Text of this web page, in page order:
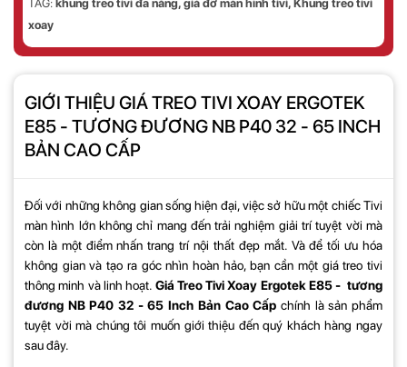
TAG: khung treo tivi đa năng, giá đỡ màn hình tivi, Khung treo tivi
xoay
GIỚI THIỆU GIÁ TREO TIVI XOAY ERGOTEK
E85 - TƯƠNG ĐƯƠNG NB P40 32 - 65 INCH
BẢN CAO CẤP
Đối với những không gian sống hiện đại, việc sở hữu một chiếc Tivi
màn hình lớn không chỉ mang đến trải nghiệm giải trí tuyệt vời mà
còn là một điểm nhấn trang trí nội thất đẹp mắt. Và để tối ưu hóa
không gian và tạo ra góc nhìn hoàn hảo, bạn cần một giá treo tivi
thông minh và linh hoạt. Giá Treo Tivi Xoay Ergotek E85- tương
đương NB P40 32 - 65 Inch Bản Cao Cấp chính là sản phẩm
tuyệt vời mà chúng tôi muốn giới thiệu đến quý khách hàng ngay
sau đây.